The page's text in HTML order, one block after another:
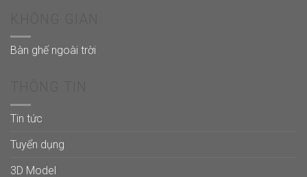
Bàn ghế ngoài trời
Tin tức
Tuyển dụng
3D Model